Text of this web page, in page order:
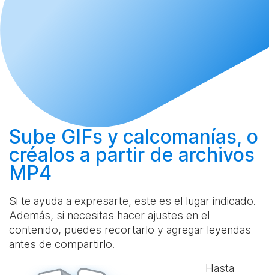
Sube GIFs y calcomanías, o
créalos a partir de archivos
MP4
Si te ayuda a expresarte, este es el lugar indicado.
Además, si necesitas hacer ajustes en el
contenido, puedes recortarlo y agregar leyendas
antes de compartirlo.
Hasta